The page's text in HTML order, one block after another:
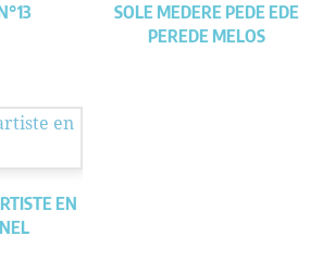
SOLE MEDERE PEDE EDE
PEREDE MELOS
EN